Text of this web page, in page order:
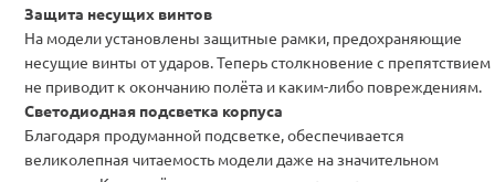
Защита несущих винтов
На модели установлены защитные рамки, предохраняющие
несущие винты от ударов. Теперь столкновение с препятствием
не приводит к окончанию полёта и каким-либо повреждениям.
Светодиодная подсветка корпуса
Благодаря продуманной подсветке, обеспечивается
великолепная читаемость модели даже на значительном